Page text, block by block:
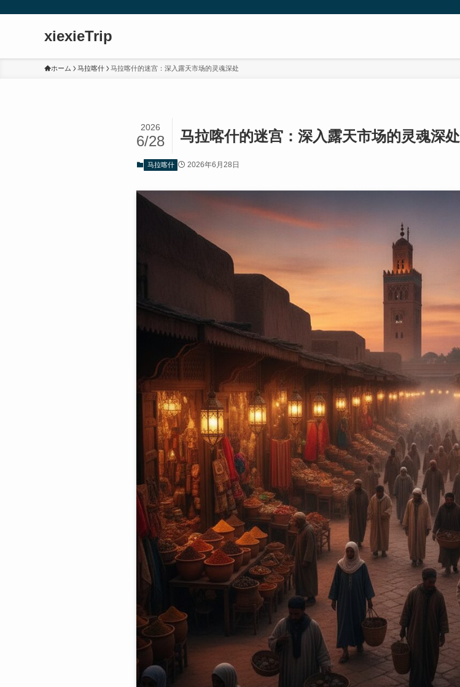
xiexieTrip
ホーム 马拉喀什 马拉喀什的迷宫：深入露天市场的灵魂深处
马拉喀什的迷宫：深入露天市场的灵魂深处
2026
6/28
马拉喀什 2026年6月28日